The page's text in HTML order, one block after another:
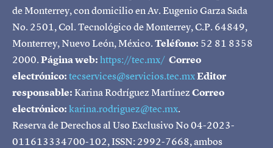
de Monterrey, con domicilio en Av. Eugenio Garza Sada
No. 2501, Col. Tecnológico de Monterrey, C.P. 64849,
Monterrey, Nuevo León, México.Teléfono: 52 81 8358
2000.Página web:https://tec.mx/ Correo
electrónico:tecservices@servicios.tec.mxEditor
responsable:Karina Rodríguez MartínezCorreo
electrónico:karina.rodriguez@tec.mx.
Reserva de Derechos al Uso Exclusivo No 04-2023-
011613334700-102, ISSN: 2992-7668, ambos